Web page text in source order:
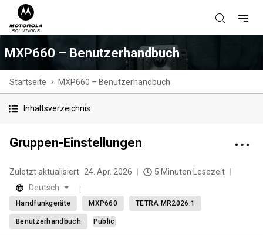
MXP660 – Benutzerhandbuch
Startseite MXP660 – Benutzerhandbuch
Inhaltsverzeichnis
Gruppen-Einstellungen
Zuletzt aktualisiert 24. Apr. 2026
5 Minuten Lesezeit
Deutsch
Handfunkgeräte MXP660 TETRA MR2026.1
Benutzerhandbuch Public